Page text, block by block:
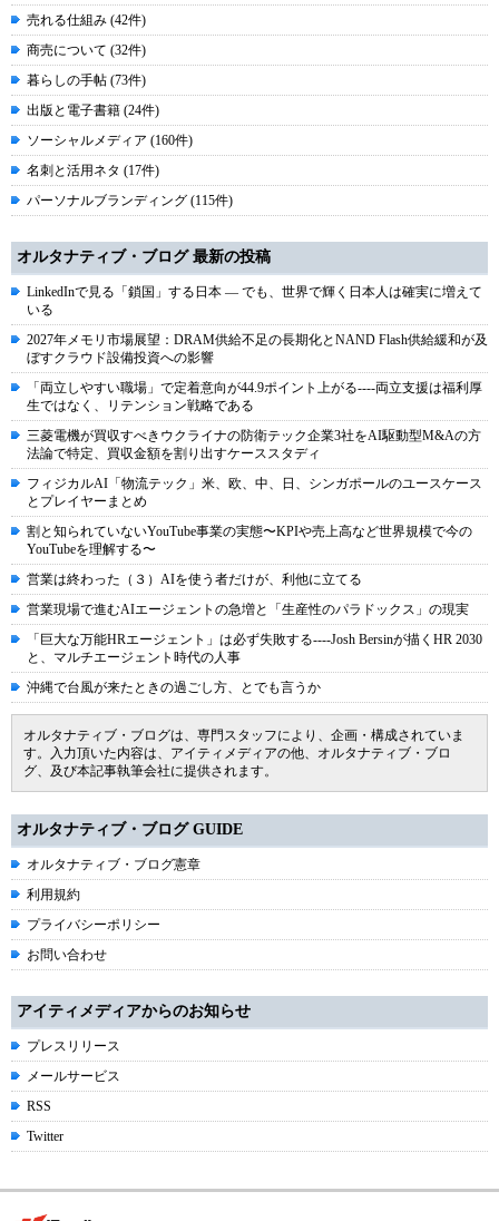
売れる仕組み (42件)
商売について (32件)
暮らしの手帖 (73件)
出版と電子書籍 (24件)
ソーシャルメディア (160件)
名刺と活用ネタ (17件)
パーソナルブランディング (115件)
オルタナティブ・ブログ 最新の投稿
LinkedInで見る「鎖国」する日本 ― でも、世界で輝く日本人は確実に増えて
いる
2027年メモリ市場展望：DRAM供給不足の長期化とNAND Flash供給緩和が及
ぼすクラウド設備投資への影響
「両立しやすい職場」で定着意向が44.9ポイント上がる----両立支援は福利厚
生ではなく、リテンション戦略である
三菱電機が買収すべきウクライナの防衛テック企業3社をAI駆動型M&Aの方
法論で特定、買収金額を割り出すケーススタディ
フィジカルAI「物流テック」米、欧、中、日、シンガポールのユースケース
とプレイヤーまとめ
割と知られていないYouTube事業の実態〜KPIや売上高など世界規模で今の
YouTubeを理解する〜
営業は終わった（３）AIを使う者だけが、利他に立てる
営業現場で進むAIエージェントの急増と「生産性のパラドックス」の現実
「巨大な万能HRエージェント」は必ず失敗する----Josh Bersinが描くHR 2030
と、マルチエージェント時代の人事
沖縄で台風が来たときの過ごし方、とでも言うか
オルタナティブ・ブログは、専門スタッフにより、企画・構成されていま
す。入力頂いた内容は、アイティメディアの他、オルタナティブ・ブロ
グ、及び本記事執筆会社に提供されます。
オルタナティブ・ブログ GUIDE
オルタナティブ・ブログ憲章
利用規約
プライバシーポリシー
お問い合わせ
アイティメディアからのお知らせ
プレスリリース
メールサービス
RSS
Twitter